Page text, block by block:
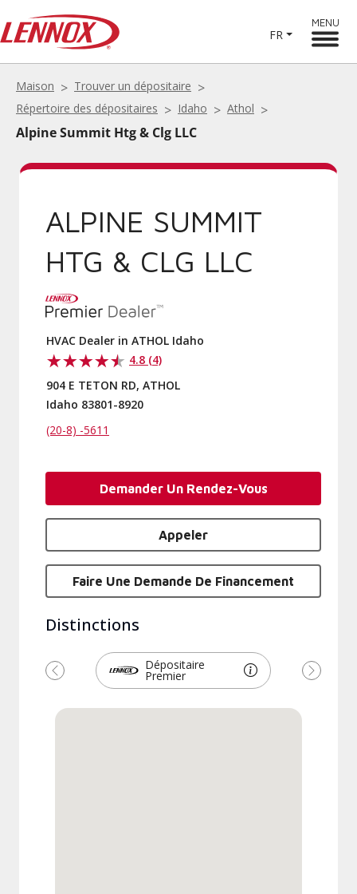
FR
MENU
Maison
Trouver un dépositaire
Répertoire des dépositaires
Idaho Athol
Alpine Summit Htg & Clg LLC
ALPINE SUMMIT
HTG & CLG LLC
HVAC Dealer in ATHOL Idaho
4.8 (4)
904 E TETON RD, ATHOL
Idaho 83801-8920
(20-8) -5611
Demander Un Rendez-Vous
Appeler
Faire Une Demande De Financement
Distinctions
Dépositaire
Premier
Précédent Suivant